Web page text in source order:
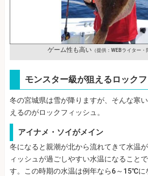
ゲーム性も高い（提供：WEBライター・
モンスター級が狙えるロック
冬の宮城県は雪が降りますが、そんな寒
えるのがロックフィッシュ。
アイナメ・ソイがメイン
冬になると親潮が北から流れてきて水温
ィッシュが過ごしやすい水温になること
す。この時期の水温は例年なら6～15℃に